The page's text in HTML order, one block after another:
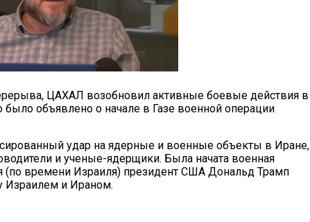
ЦАХАЛ возобновил активные боевые действия в
было объявлено о начале в Газе военной операции
удар на ядерные и военные объекты в Иране,
и ученые-ядерщики. Была начата военная
(по времени Израиля) президент США Дональд Трамп
Израилем и Ираном.